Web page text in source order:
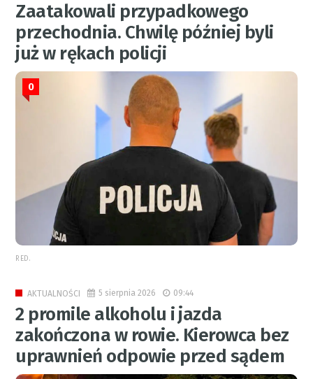
Zaatakowali przypadkowego
przechodnia. Chwilę później byli
już w rękach policji
0
RED.
AKTUALNOŚCI 5 sierpnia 2026 09:44
2 promile alkoholu i jazda
zakończona w rowie. Kierowca bez
uprawnień odpowie przed sądem